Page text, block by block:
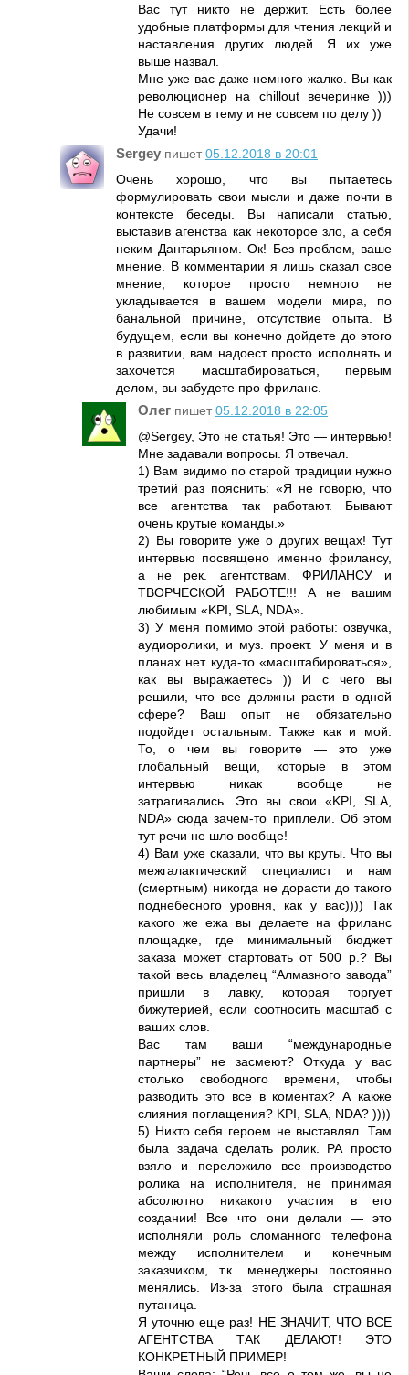
Вас тут никто не держит. Есть более
удобные платформы для чтения лекций и
наставления других людей. Я их уже
выше назвал.
Мне уже вас даже немного жалко. Вы как
революционер на chillout вечеринке )))
Не совсем в тему и не совсем по делу ))
Удачи!
Sergey пишет 05.12.2018 в 20:01
Очень хорошо, что вы пытаетесь
формулировать свои мысли и даже почти в
контексте беседы. Вы написали статью,
выставив агенства как некоторое зло, а себя
неким Дантарьяном. Ок! Без проблем, ваше
мнение. В комментарии я лишь сказал свое
мнение, которое просто немного не
укладывается в вашем модели мира, по
банальной причине, отсутствие опыта. В
будущем, если вы конечно дойдете до этого
в развитии, вам надоест просто исполнять и
захочется масштабироваться, первым
делом, вы забудете про фриланс.
Олег пишет 05.12.2018 в 22:05
@Sergey, Это не статья! Это — интервью!
Мне задавали вопросы. Я отвечал.
1) Вам видимо по старой традиции нужно
третий раз пояснить: «Я не говорю, что
все агентства так работают. Бывают
очень крутые команды.»
2) Вы говорите уже о других вещах! Тут
интервью посвящено именно фрилансу,
а не рек. агентствам. ФРИЛАНСУ и
ТВОРЧЕСКОЙ РАБОТЕ!!! А не вашим
любимым «KPI, SLA, NDA».
3) У меня помимо этой работы: озвучка,
аудиоролики, и муз. проект. У меня и в
планах нет куда-то «масштабироваться»,
как вы выражаетесь )) И с чего вы
решили, что все должны расти в одной
сфере? Ваш опыт не обязательно
подойдет остальным. Также как и мой.
То, о чем вы говорите — это уже
глобальный вещи, которые в этом
интервью никак вообще не
затрагивались. Это вы свои «KPI, SLA,
NDA» сюда зачем-то приплели. Об этом
тут речи не шло вообще!
4) Вам уже сказали, что вы круты. Что вы
межгалактический специалист и нам
(смертным) никогда не дорасти до такого
поднебесного уровня, как у вас)))) Так
какого же ежа вы делаете на фриланс
площадке, где минимальный бюджет
заказа может стартовать от 500 р.? Вы
такой весь владелец “Алмазного завода”
пришли в лавку, которая торгует
бижутерией, если соотносить масштаб с
ваших слов.
Вас там ваши “международные
партнеры” не засмеют? Откуда у вас
столько свободного времени, чтобы
разводить это все в коментах? А какже
слияния поглащения? KPI, SLA, NDA? ))))
5) Никто себя героем не выставлял. Там
была задача сделать ролик. РА просто
взяло и переложило все производство
ролика на исполнителя, не принимая
абсолютно никакого участия в его
создании! Все что они делали — это
исполняли роль сломанного телефона
между исполнителем и конечным
заказчиком, т.к. менеджеры постоянно
менялись. Из-за этого была страшная
путаница.
Я уточню еще раз! НЕ ЗНАЧИТ, ЧТО ВСЕ
АГЕНТСТВА ТАК ДЕЛАЮТ! ЭТО
КОНКРЕТНЫЙ ПРИМЕР!